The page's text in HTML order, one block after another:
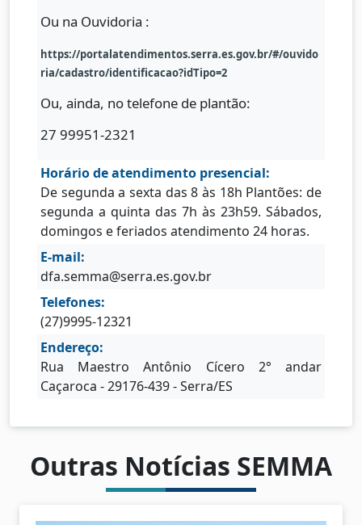
Ou na Ouvidoria :
https://portalatendimentos.serra.es.gov.br/#/ouvido
ria/cadastro/identificacao?idTipo=2
Ou, ainda, no telefone de plantão:
27 99951-2321
Horário de atendimento presencial:
De segunda a sexta das 8 às 18h Plantões: de
segunda a quinta das 7h às 23h59. Sábados,
domingos e feriados atendimento 24 horas.
E-mail:
dfa.semma@serra.es.gov.br
Telefones:
(27)9995-12321
Endereço:
Rua Maestro Antônio Cícero 2° andar
Caçaroca - 29176-439 - Serra/ES
Outras Notícias SEMMA